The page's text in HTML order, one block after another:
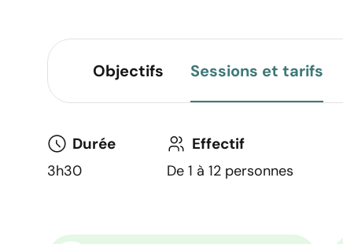
Objectifs Sessions et tarifs
Durée
3h30
Effectif
De 1 à 12 personnes